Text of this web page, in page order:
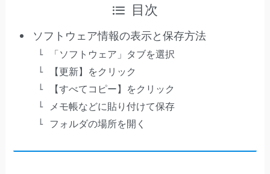
目次
ソフトウェア情報の表示と保存方法
「ソフトウェア」タブを選択
【更新】をクリック
【すべてコピー】をクリック
メモ帳などに貼り付けて保存
フォルダの場所を開く